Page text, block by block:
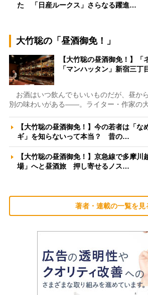
た 「日産ルークス」さらなる躍進…
大竹聡の「昼酒御免！」
【大竹聡の昼酒御免！】「
「マンハッタン」新宿三
お酒はいつ飲んでもいいものだが、昼か
別の味わいがある――。ライター・作家の
【大竹聡の昼酒御免！】今の若者は「な
ギ」を知らないって本当？ 昔の…
【大竹聡の昼酒御免！】京急線で多摩川
場」へと昼酒旅 押し寄せるノス…
著者・連載の一覧を見